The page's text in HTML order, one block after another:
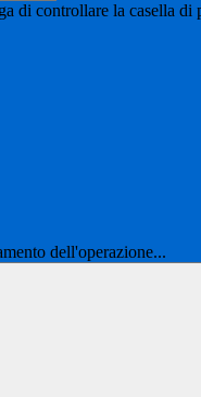
di controllare la casella di
dell'operazione...